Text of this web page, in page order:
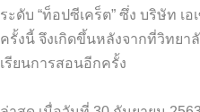
ระดับ “ท็อปซีเคร็ต” ซึ่ง บริษัท เ
ครั้งนี้ จึงเกิดขึ้นหลังจากที่วิทยา
เรียนการสอนอีกครั้ง